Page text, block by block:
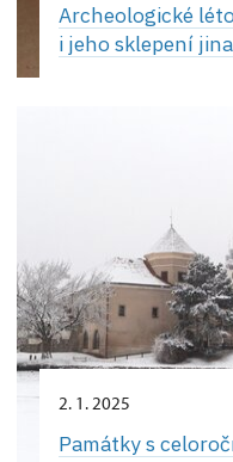
Archeologické
i jeho sklepení
2. 1. 2025
Památky s